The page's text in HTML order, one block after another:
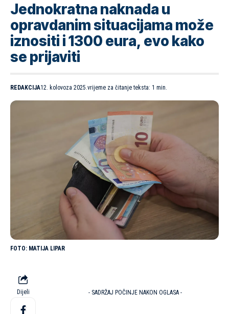
Jednokratna naknada u
opravdanim situacijama može
iznositi i 1300 eura, evo kako
se prijaviti
REDAKCIJA12. kolovoza 2025.vrijeme za čitanje teksta: 1 min.
MATIJA LIPAR
Dijeli - SADRŽAJ POČINJE NAKON OGLASA -